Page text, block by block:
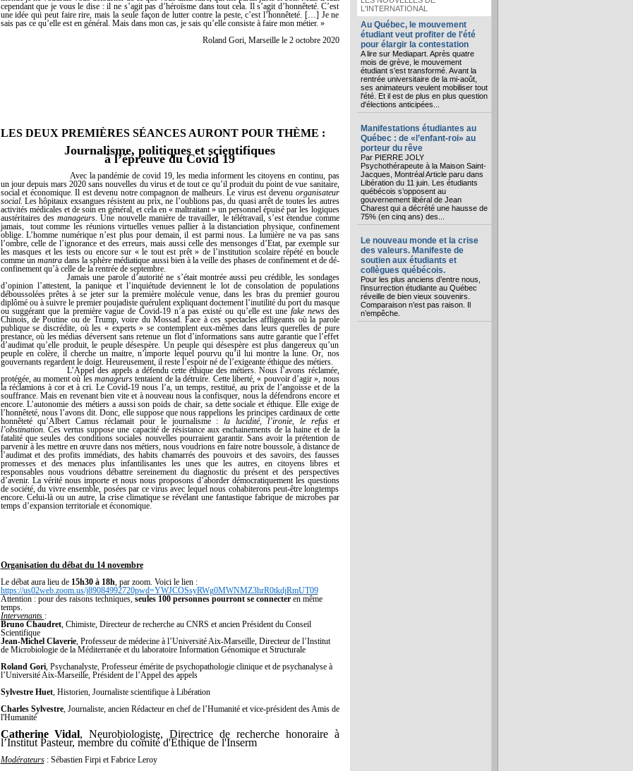
cependant que je vous le dise : il ne s’agit pas d’héroïsme dans tout cela. Il s’agit d’honnêteté. C’est
une idée qui peut faire rire, mais la seule façon de lutter contre la peste, c’est l’honnêteté. […] Je ne
sais pas ce qu’elle est en général. Mais dans mon cas, je sais qu’elle consiste à faire mon métier. »
Roland Gori, Marseille le 2 octobre 2020
LES DEUX PREMIÈRES SÉANCES AURONT POUR THÈME :
Journalisme, politiques et scientifiques
à l’épreuve du Covid 19
Avec la pandémie de covid 19, les media informent les citoyens en continu, pas
un jour depuis mars 2020 sans nouvelles du virus et de tout ce qu’il produit du point de vue sanitaire,
social et économique. Il est devenu notre compagnon de malheurs. Le virus est devenu organisateur
social. Les hôpitaux exsangues résistent au prix, ne l’oublions pas, du quasi arrêt de toutes les autres
activités médicales et de soin en général, et cela en « maltraitant » un personnel épuisé parles logiques
austéritaires des manageurs.Une nouvelle manière de travailler, le télétravail, s’est étendue comme
jamais, tout comme les réunions virtuelles venues pallier à la distanciation physique, confinement
oblige.L’homme numérique n’est plus pour demain, il est parmi nous. La lumière ne va pas sans
l’ombre, cellede l’ignorance et des erreurs, mais aussi celle des mensonges d’Etat, par exemple sur
les masques et les tests ou encore sur « le tout est prêt » de l’institution scolaire répété en boucle
comme un mantradans la sphère médiatique aussi bien à la veille des phases de confinement et de dé-
confinement qu’à celle de la rentrée de septembre.
Jamais une parole d’autorité ne s’était montrée aussi peu crédible, les sondages
d’opinion l’attestent, la panique et l’inquiétude deviennent le lot de consolation de populations
déboussolées prêtes à se jeter sur la première molécule venue, dans les bras du premier gourou
diplômé ou à suivre le premier poujadiste quérulent expliquant doctement l’inutilité du port du masque
ou suggérant que la première vague de Covid-19 n’a pas existé ou qu’elle est une fake news des
Chinois, de Poutine ou de Trump, voire du Mossad. Face à ces spectacles affligeants où la parole
publique se discrédite, où les « experts » se contemplent eux-mêmes dans leurs querelles de pure
prestance, où les médias déversent sans retenue un flot d’informations sans autre garantie que l’effet
d’audimat qu’elle produit, le peuple désespère. Un peuple qui désespère est plus dangereux qu’un
peuple en colère, il cherche un maitre, n’importe lequel pourvu qu’il lui montre la lune. Or, nos
gouvernants regardent le doigt. Heureusement, il reste l’espoir né de l’exigeante éthique des métiers.
L’Appel des appels a défendu cette éthique des métiers. Nous l’avons réclamée,
protégée, au moment où lesmanageurstentaient de la détruire. Cette liberté, « pouvoir d’agir », nous
la réclamions à cor et à cri. Le Covid-19 nous l’a, un temps, restitué, au prix de l’angoisse et de la
souffrance. Mais en revenant bien vite et à nouveau nous la confisquer, nous la défendrons encore et
encore. L’autonomie des métiers a aussi son poids de chair, sa dette sociale et éthique. Elle exige de
l’honnêteté, nous l’avons dit. Donc, elle suppose que nous rappelions les principes cardinaux de cette
honnêteté qu’Albert Camus réclamait pour le journalisme :la lucidité, l’ironie, le refus et
l’obstination. Ces vertus suppose une capacité de résistance aux enchainements de la haine et de la
fatalité que seules des conditions sociales nouvelles pourraient garantir. Sans avoir la prétention de
parvenir à les mettre en œuvre dans nos métiers, nous voudrions en faire notre boussole, à distance de
l’audimat et des profits immédiats, des habits chamarrés des pouvoirs et des savoirs, des fausses
promesses et des menaces plus infantilisantes les unes que les autres, en citoyens libres et
responsables nous voudrions débattre sereinement du diagnostic du présent et des perspectives
d’avenir. La vérité nous importe et nous nous proposons d’aborder démocratiquement les questions
de société, du vivre ensemble, posées par ce virus avec lequel nous cohabiterons peut-être longtemps
encore. Celui-là ou un autre, la crise climatique se révélant une fantastique fabrique de microbes par
temps d’expansion territoriale et économique.
Organisation du débat du 14 novembre
Le débat aura lieu de 15h30 à 18h, par zoom. Voici le lien :
https://us02web.zoom.us/j89084992720pwd=YWJCOSsyRWg0MWNMZ3hrR0tkdjRmUT09
Attention : pour des raisons techniques, seules 100 personnes pourront se connecteren même
temps.
Intervenants :
Bruno Chaudret, Chimiste, Directeur de recherche au CNRS et ancien Président du Conseil
Scientifique
Jean-Michel Claverie, Professeur de médecine à l’Université Aix-Marseille, Directeur de l’Institut
de Microbiologie de la Méditerranée et du laboratoire Information Génomique et Structurale
Roland Gori, Psychanalyste, Professeur émérite de psychopathologie clinique et de psychanalyse à
l’Université Aix-Marseille, Président de l’Appel des appels
Sylvestre Huet, Historien, Journaliste scientifique à Libération
Charles Sylvestre, Journaliste, ancien Rédacteur en chef de l’Humanité et vice-président des Amis de
l'Humanité
Catherine Vidal, Neurobiologiste, Directrice de recherche honoraire à
l’Institut Pasteur, membre du comité d'Ethique de l'Inserm
Modérateurs: Sébastien Firpi et Fabrice Leroy
L'INTERNATIONAL
Au Québec, le mouvement
étudiant veut profiter de l'été
pour élargir la contestation
A lire sur Mediapart. Après quatre
mois de grève, le mouvement
étudiant s’est transformé. Avant la
rentrée universitaire de la mi-août,
ses animateurs veulent mobiliser tout
l'été. Et il est de plus en plus question
d'élections anticipées...
Manifestations étudiantes au
Québec : de «l’enfant-roi» au
porteur du rêve
Par PIERRE JOLY
Psychothérapeute à la Maison Saint-
Jacques, Montréal Article paru dans
Libération du 11 juin. Les étudiants
québécois s’opposent au
gouvernement libéral de Jean
Charest qui a décrété une hausse de
75% (en cinq ans) des...
Le nouveau monde et la crise
des valeurs. Manifeste de
soutien aux étudiants et
collègues québécois.
Pour les plus anciens d’entre nous,
l’insurrection étudiante au Québec
réveille de bien vieux souvenirs.
Comparaison n’est pas raison. Il
n’empêche.